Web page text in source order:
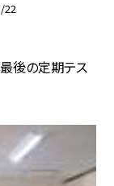
22
後の定期テス